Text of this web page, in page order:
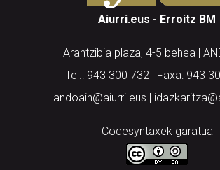
Aiurri.eus - Erroitz BM
Arantzibia plaza, 4-5 behea |
Tel.: 943 300 732 | Faxa: 943
andoain@aiurri.eus |
Codesyntaxek garatua